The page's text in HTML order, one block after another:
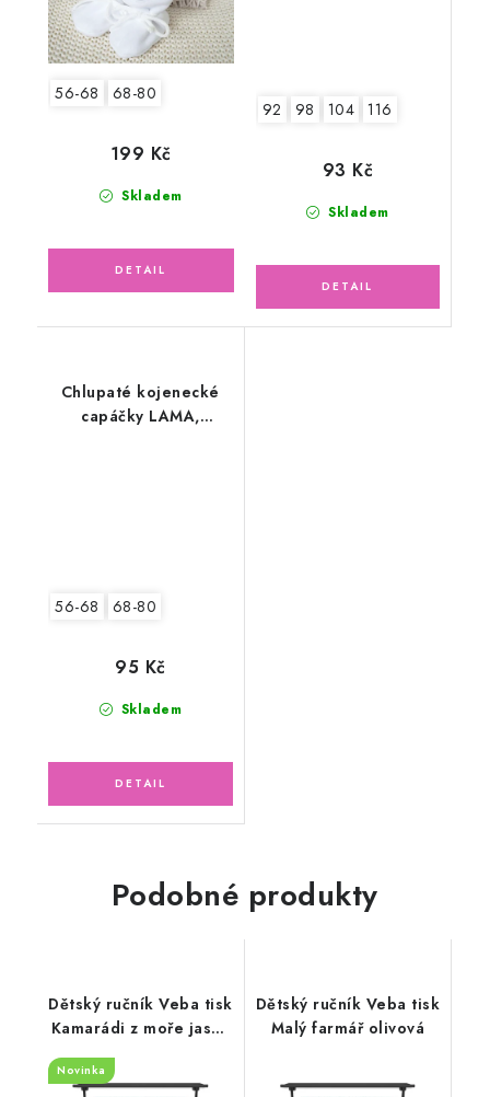
56-68 68-80
Skladem
199 Kč
92 98 104 116
Skladem
93 Kč
Chlupaté kojenecké
capáčky LAMA,
56-68 68-80
Skladem
95 Kč
Podobné produkty
Dětský ručník Veba tisk
Kamarádi z moře jasná
tmavá modrá
Novinka
Dětský ručník Veba tisk
Malý farmář olivová